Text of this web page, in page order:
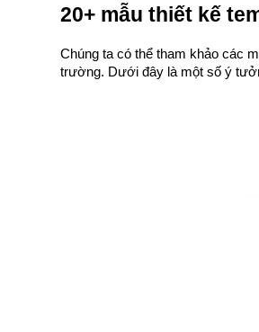
20+ mẫu thiết kế
Chúng ta có thể tham khảo các
trường. Dưới đây là một số ý